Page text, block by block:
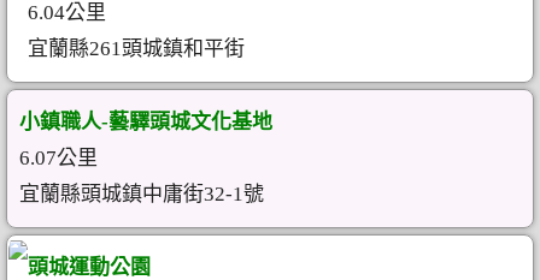
6.04公里
宜蘭縣261頭城鎮和平街
小鎮職人-藝驛頭城文化基地
6.07公里
宜蘭縣頭城鎮中庸街32-1號
頭城運動公園